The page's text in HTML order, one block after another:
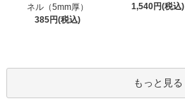
ネル（5mm厚）
385円(税込)
1,540円(税込)
もっと見る